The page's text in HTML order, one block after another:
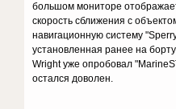
большом мониторе
скорость сближения с
навигационную систему
установленная ранее на
Wright уже опробовал
остался доволен.